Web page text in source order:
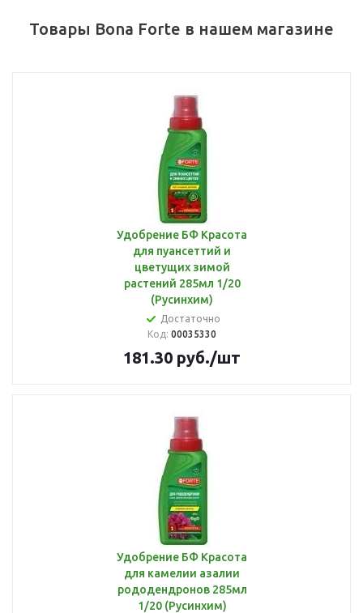
Товары Bona Forte в нашем магазине
Удобрение БФ Красота
для пуансеттий и
цветущих зимой
растений 285мл 1/20
(Русинхим)
Достаточно
Код: 00035330
181.30 руб./шт
Удобрение БФ Красота
для камелии азалии
рододендронов 285мл
1/20 (Русинхим)